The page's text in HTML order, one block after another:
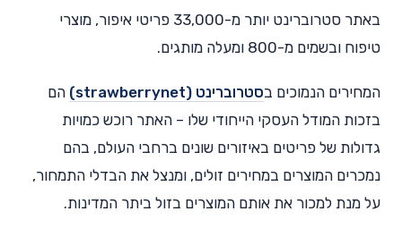
באתר סטרוברינט יותר מ-33,000 פריטי איפור, מוצרי
טיפוח ובשמים מ-800 ומעלה מותגים.
המחירים הנמוכים בסטרוברינט (strawberrynet)
הם
בזכות המודל העסקי הייחודי שלו – האתר רוכש כמויות
גדולות של פריטים באיזורים שונים ברחבי העולם, בהם
נמכרים המוצרים במחירים זולים, ומנצל את הבדלי התמחור,
על מנת למכור את אותם המוצרים בזול ביתר המדינות.